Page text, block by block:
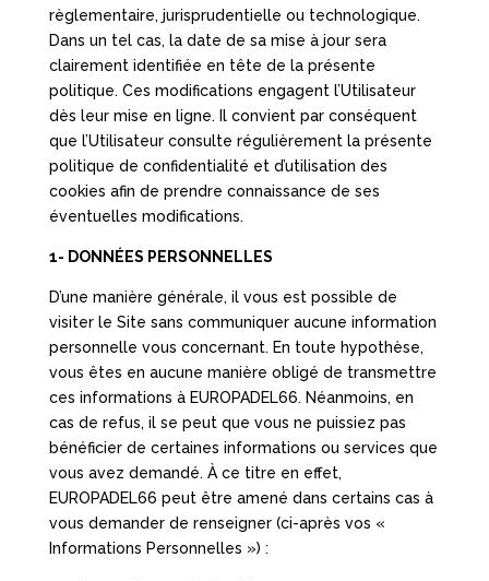
règlementaire, jurisprudentielle ou technologique.
Dans un tel cas, la date de sa mise à jour sera
clairement identifiée en tête de la présente
politique. Ces modifications engagent l’Utilisateur
dès leur mise en ligne. Il convient par conséquent
que l’Utilisateur consulte régulièrement la présente
politique de confidentialité et d’utilisation des
cookies afin de prendre connaissance de ses
éventuelles modifications.
1- DONNÉES PERSONNELLES
D’une manière générale, il vous est possible de
visiter le Site sans communiquer aucune information
personnelle vous concernant. En toute hypothèse,
vous êtes en aucune manière obligé de transmettre
ces informations à EUROPADEL66. Néanmoins, en
cas de refus, il se peut que vous ne puissiez pas
bénéficier de certaines informations ou services que
vous avez demandé. À ce titre en effet,
EUROPADEL66 peut être amené dans certains cas à
vous demander de renseigner (ci-après vos «
Informations Personnelles ») :